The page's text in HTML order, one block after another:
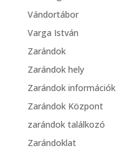
Vándortábor
Varga István
Zarándok
Zarándok hely
Zarándok információk
Zarándok Központ
zarándok találkozó
Zarándoklat